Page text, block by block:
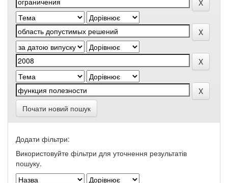
Почати новий пошук
Додати фільтри:
Використовуйте фільтри для уточнення результатів
пошуку.